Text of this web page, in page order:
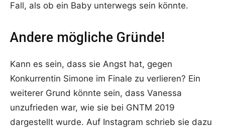
Fall, als ob ein Baby unterwegs sein könnte.
Andere mögliche Gründe!
Kann es sein, dass sie Angst hat, gegen
Konkurrentin Simone im Finale zu verlieren? Ein
weiterer Grund könnte sein, dass Vanessa
unzufrieden war, wie sie bei GNTM 2019
dargestellt wurde. Auf Instagram schrieb sie dazu